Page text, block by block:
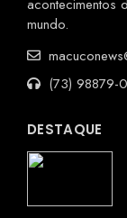
acontecimentos
mundo.
(73) 98879-
DESTAQUE